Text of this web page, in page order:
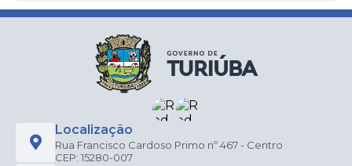
Localização
Rua Francisco Cardoso Primo nº 467 - Centro
CEP: 15280-007